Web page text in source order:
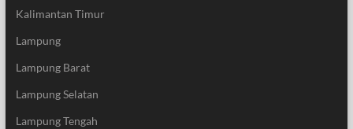
Kalimantan Timur
Lampung
Lampung Barat
Lampung Selatan
Lampung Tengah